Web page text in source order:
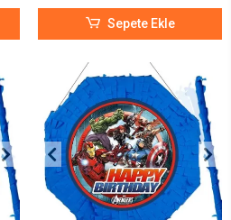
Sepete Ekle